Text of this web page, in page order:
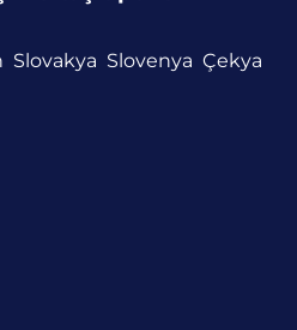
Slovakya Slovenya Çekya